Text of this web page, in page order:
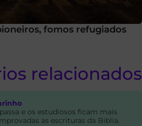
fomos refugiados
relacionados
e os estudiosos ficam mais
as escrituras da Biblia.